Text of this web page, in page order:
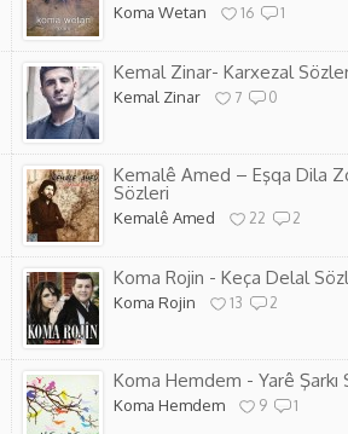
Koma Wetan 16 1
Kemal Zinar- Karxezal
Kemal Zinar 7 0
Kemalê Amed – Eşqa Dila
Sözleri
Kemalê Amed 22 2
Koma Rojin - Keça Delal
Koma Rojin 13 2
Koma Hemdem - Yarê Şarkı
Koma Hemdem 9 1